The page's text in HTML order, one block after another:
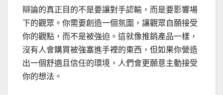
辯論的真正目的不是要讓對手認輸，而是要影響場
下的觀眾。你需要創造一個氛圍，讓觀眾自願接受
你的觀點，而不是被強迫。這就像推銷產品一樣，
沒有人會購買被強塞進手裡的東西，但如果你營造
出一個舒適且信任的環境，人們會更願意主動接受
你的想法。